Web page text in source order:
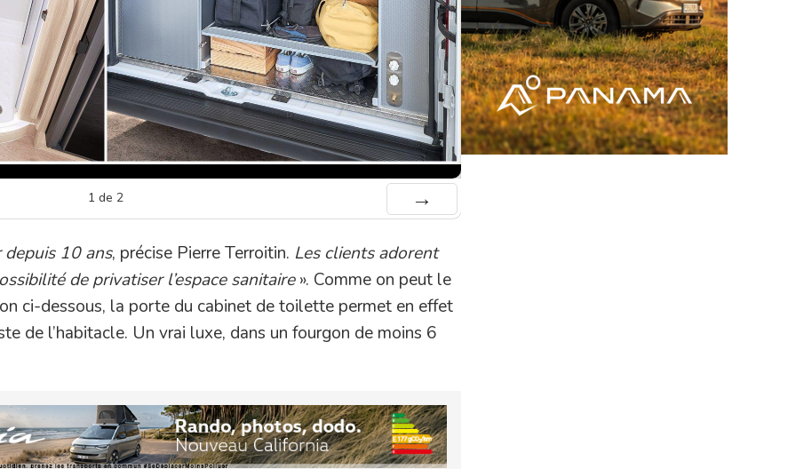
1 de 2
10 ans, précise Pierre Terroitin. Les clients adorent
de privatiser l’espace sanitaire». Comme on peut le
ci-dessous, la porte du cabinet de toilette permet en effet
de l’habitacle. Un vrai luxe, dans un fourgon de moins 6